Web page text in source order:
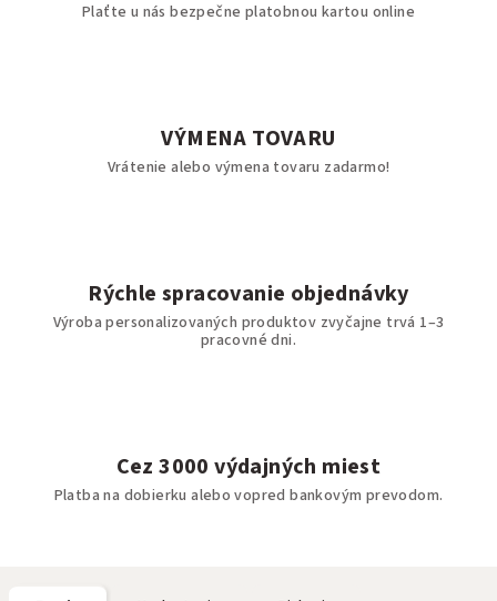
Plaťte u nás bezpečne platobnou kartou online
VÝMENA TOVARU
Vrátenie alebo výmena tovaru zadarmo!
Rýchle spracovanie objednávky
Výroba personalizovaných produktov zvyčajne trvá 1–3
pracovné dni.
Cez 3000 výdajných miest
Platba na dobierku alebo vopred bankovým prevodom.